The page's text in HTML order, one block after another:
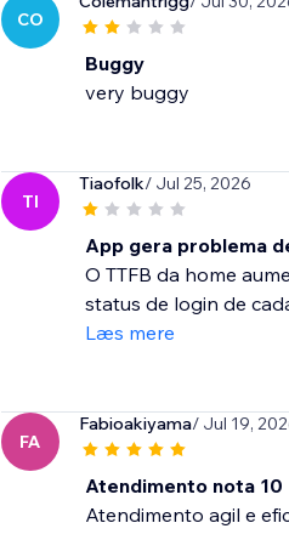
CO
Buggy
very buggy
TI
Tiaofolk/ Jul 25, 2026
App gera problema
O TTFB da home
status de login de
Læs mere
FA
Fabioakiyama/ Jul 19,
Atendimento nota 10
Atendimento agil e